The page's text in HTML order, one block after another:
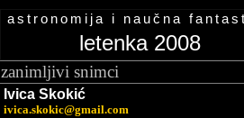
astronomija i naučna
letenka 2008
zanimljivi snimci
Ivica Skokić
ivica.skokic@gmail.com